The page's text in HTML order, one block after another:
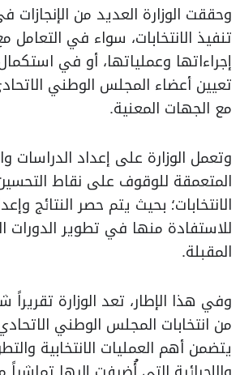
وحققت الوزارة العديد من الإنجازات
تنفيذ الانتخابات، سواء في التعامل
إجراءاتها وعملياتها، أو في
تعيين أعضاء المجلس الوطني
مع الجهات المعنية.
وتعمل الوزارة على إعداد الدراسات
المتعمقة للوقوف على نقاط
الانتخابات؛ بحيث يتم حصر النتائج
للاستفادة منها في تطوير الدورات
المقبلة.
وفي هذا الإطار، تعد الوزارة تقريراً
من انتخابات المجلس الوطني
يتضمن أهم العمليات الانتخابية